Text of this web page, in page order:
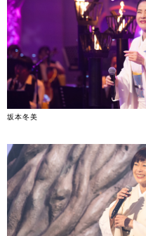
坂本冬美